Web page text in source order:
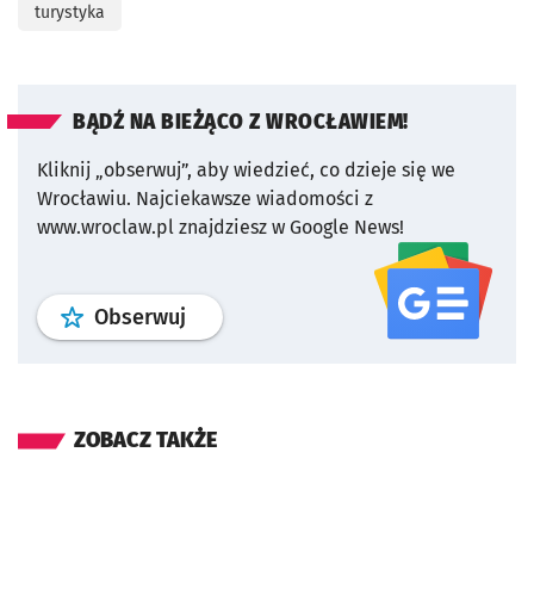
turystyka
BĄDŹ NA BIEŻĄCO Z WROCŁAWIEM!
Kliknij „obserwuj”, aby wiedzieć, co dzieje się we
Wrocławiu. Najciekawsze wiadomości z
www.wroclaw.pl znajdziesz w Google News!
Obserwuj profil serwisu
ZOBACZ TAKŻE